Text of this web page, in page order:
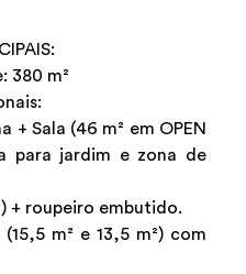
380 m²
+ Sala (46 m² em OPEN
para jardim e zona de
+ roupeiro embutido.
m² e 13,5 m²) com